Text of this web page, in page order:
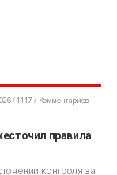
/ 14:17
Комментариев
правила
контроля за